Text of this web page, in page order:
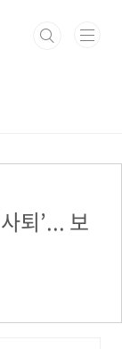
퇴’... 보